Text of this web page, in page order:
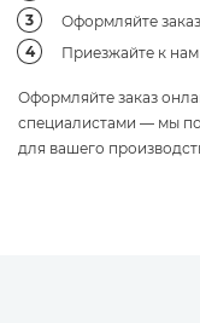
Оформляйте
Приезжайте к
Оформляйте заказ
специалистами — мы
для вашего